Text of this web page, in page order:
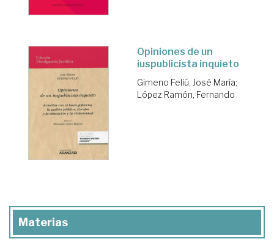
Opiniones de un
iuspublicista inquieto
Gimeno Feliú, José María;
López Ramón, Fernando
Materias